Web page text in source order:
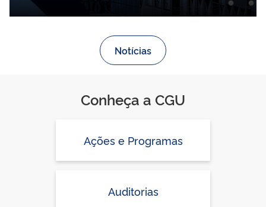
Notícias
Conheça a CGU
Ações e Programas
Auditorias